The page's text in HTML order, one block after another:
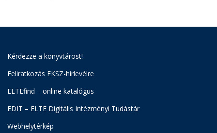
Kérdezze a könyvtárost!
Feliratkozás EKSZ-hírlevélre
ELTEfind – online katalógus
EDIT – ELTE Digitális Intézményi Tudástár
Webhelytérkép